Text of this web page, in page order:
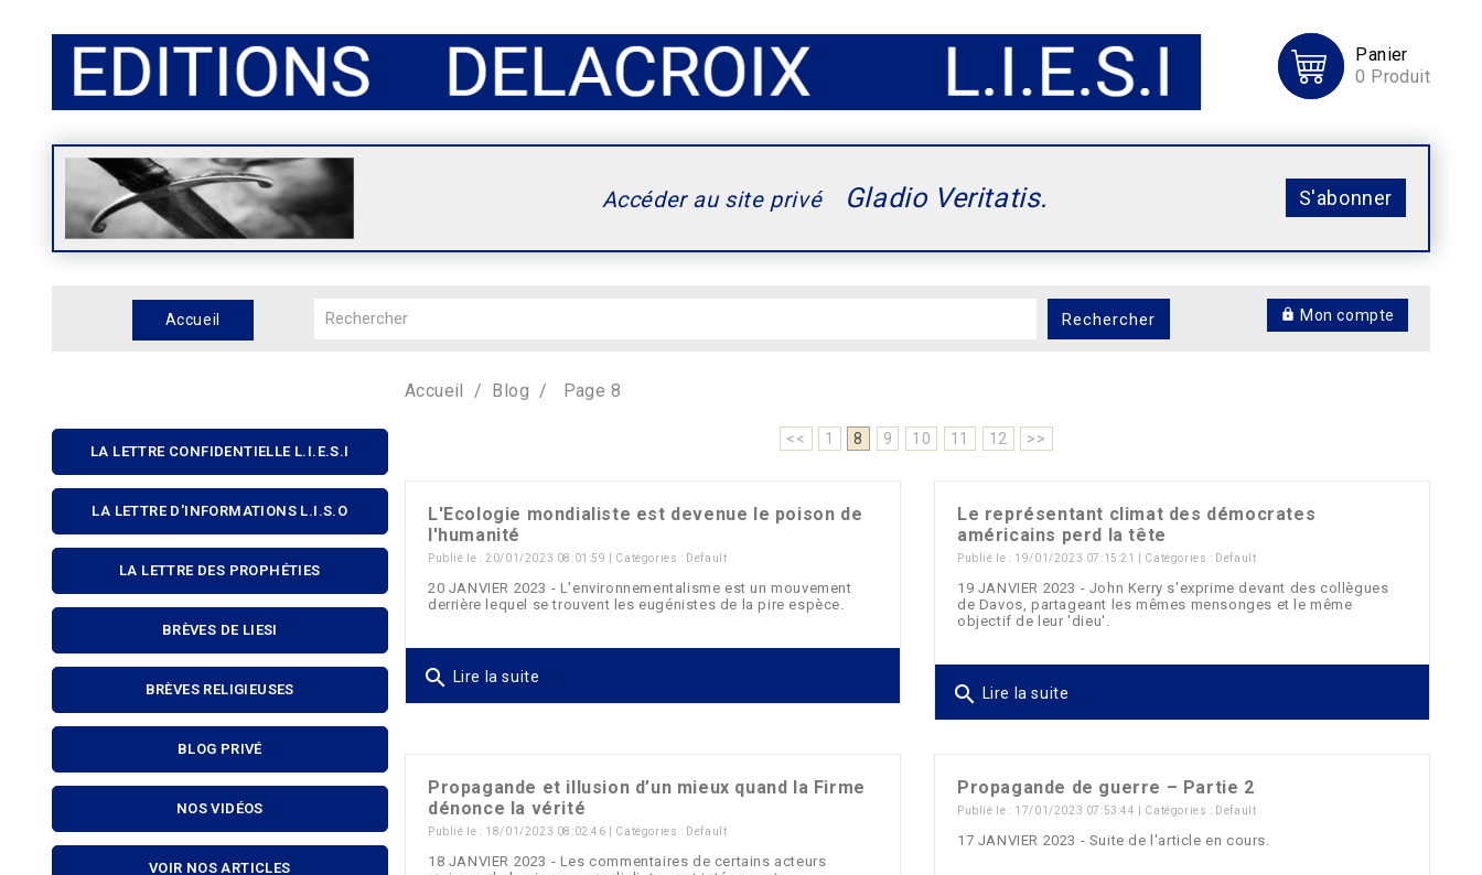
Panier
0 Produit
Accéder au site privé Gladio Veritatis. S'abonner
Accueil Rechercher Mon compte
LA LETTRE CONFIDENTIELLE L.I.E.S.I
LA LETTRE D'INFORMATIONS L.I.S.O
LA LETTRE DES PROPHÉTIES
BRÈVES DE LIESI
BRÈVES RELIGIEUSES
BLOG PRIVÉ
NOS VIDÉOS
VOIR NOS ARTICLES
Accueil Blog Page 8
<< 1 8 9 10 11 12 >>
L'Ecologie mondialiste est devenue le poison de
l'humanité
Publié le : 20/01/2023 08:01:59 | Catégories : Default
20 JANVIER 2023 - L'environnementalisme est un mouvement
derrière lequel se trouvent les eugénistes de la pire espèce.
search Lire la suite
Le représentant climat des démocrates
américains perd la tête
Publié le : 19/01/2023 07:15:21 | Catégories : Default
19 JANVIER 2023 - John Kerry s'exprime devant des collègues
de Davos, partageant les mêmes mensonges et le même
objectif de leur 'dieu'.
search Lire la suite
Propagande et illusion d’un mieux quand la Firme
dénonce la vérité
Publié le : 18/01/2023 08:02:46 | Catégories : Default
18 JANVIER 2023 - Les commentaires de certains acteurs
Propagande de guerre – Partie 2
Publié le : 17/01/2023 07:53:44 | Catégories : Default
17 JANVIER 2023 - Suite de l'article en cours.